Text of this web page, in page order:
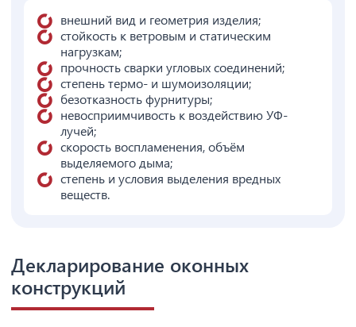
внешний вид и геометрия изделия;
стойкость к ветровым и статическим
нагрузкам;
прочность сварки угловых соединений;
степень термо- и шумоизоляции;
безотказность фурнитуры;
невосприимчивость к воздействию УФ-
лучей;
скорость воспламенения, объём
выделяемого дыма;
степень и условия выделения вредных
веществ.
Декларирование оконных
конструкций